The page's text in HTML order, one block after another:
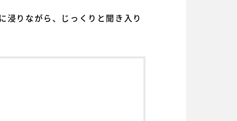
りながら、じっくりと聞き入り